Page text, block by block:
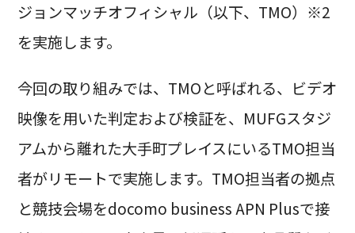
ジョンマッチオフィシャル（以下、TMO）※2
を実施します。
今回の取り組みでは、TMOと呼ばれる、ビデオ
映像を用いた判定および検証を、MUFGスタジ
アムから離れた大手町プレイスにいるTMO担当
者がリモートで実施します。TMO担当者の拠点
と競技会場をdocomo business APN Plusで接